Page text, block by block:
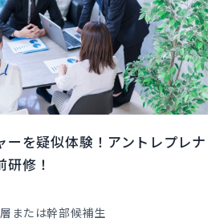
ーを疑似体験！アントレプレナ
修！
または幹部候補生